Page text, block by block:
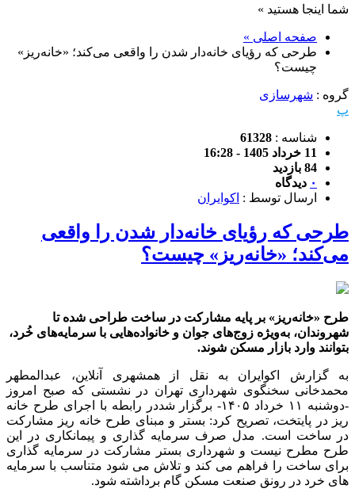
شما اینجا هستید »
صفحه اصلی »
طرحی که رؤیای خانه‌دار شدن را واقعی می‌کند؛ «خانه‌ریز»
چیست؟
گروه : شهرسازی
پ
شناسه : 61328
11 خرداد 1405 - 16:28
84 بازدید
۰ دیدگاه
ارسال توسط : اکوایران
طرحی که رؤیای خانه‌دار شدن را واقعی
می‌کند؛ «خانه‌ریز» چیست؟
طرح «خانه‌ریز» بر پایه مشارکت در ساخت طراحی شده تا
شهروندان، به‌ویژه زوج‌های جوان و خانواده‌هایی با سرمایه‌های خُرد،
بتوانند وارد بازار مسکن شوند.
به گزارش اکوایران به نقل از همشهری آنلاین، عبدالمطهر
محمدخانی سخنگوی شهرداری تهران در نشستی که صبح امروز
-دوشنبه ۱۱ خرداد ۱۴۰۵- برگزار شددر رابطه با اجرای طرح خانه
ریز در پایتخت، تصریح کرد: بستر و مبنای طرح خانه ریز مشارکت
در ساخت است. مدل صرف سرمایه گذاری و پیمانکاری در این
طرح مطرح نیست و شهرداری بستر مشارکت در سرمایه گذاری
برای ساخت را فراهم می کند و تلاش می شود متناسب با سرمایه
های خرد در رونق صنعت مسکن گام برداشته شود.